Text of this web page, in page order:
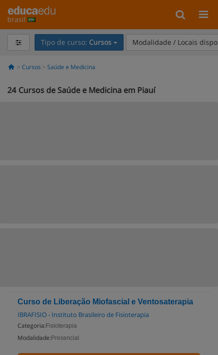
brasil
Tipo de curso: Cursos Modalidade / Locais
Cursos Saúde e Medicina
24 Cursos de Saúde e Medicina em Piauí
Curso de Liberação Miofascial e Ventosaterapia
IBRAFISIO - Instituto Brasileiro de Fisioterapia
Categoria: Fisioterapia
Modalidade: Presencial